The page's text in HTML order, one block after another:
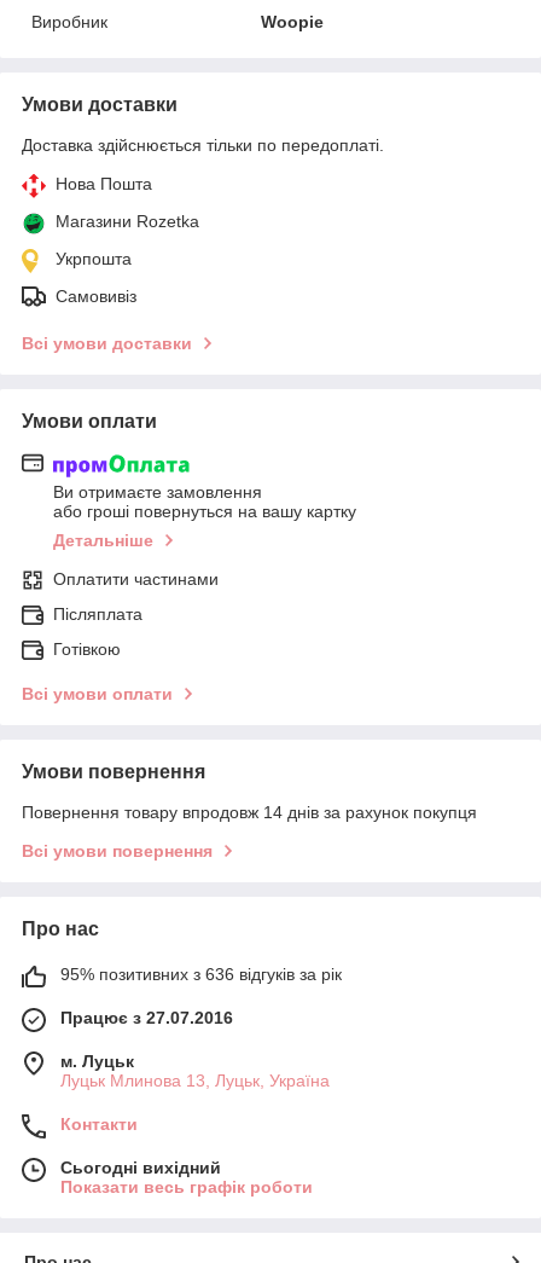
Виробник
Woopie
Умови доставки
Доставка здійснюється тільки по передоплаті.
Нова Пошта
Магазини Rozetka
Укрпошта
Самовивіз
Всі умови доставки
Умови оплати
Ви отримаєте замовлення
або гроші повернуться на вашу картку
Детальніше
Оплатити частинами
Післяплата
Готівкою
Всі умови оплати
Умови повернення
Повернення товару впродовж 14 днів за рахунок покупця
Всі умови повернення
Про нас
95% позитивних з 636 відгуків за рік
Працює з 27.07.2016
м. Луцьк
Луцьк Млинова 13, Луцьк, Україна
Контакти
Сьогодні вихідний
Показати весь графік роботи